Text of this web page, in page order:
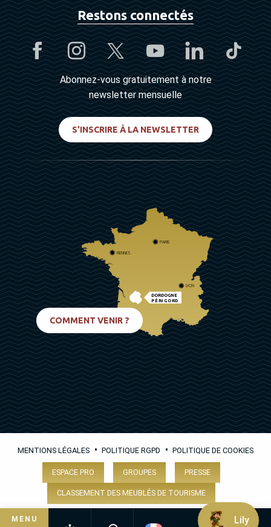
MENU
Restons connectés
Abonnez-vous gratuitement à notre
newsletter mensuelle
S'INSCRIRE À LA NEWSLETTER
DORDOGNE
PÉRIGORD
PARIS
RENNES
LYON
COMMENT VENIR ?
MENTIONS LÉGALES • POLITIQUE RGPD • POLITIQUE DE COOKIES
ESPACE PRO GROUPES PRESSE
CLASSEMENT DES MEUBLÉS DE TOURISME
Lily